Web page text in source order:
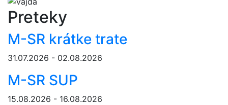
Preteky
M-SR krátke trate
31.07.2026 - 02.08.2026
M-SR SUP
15.08.2026 - 16.08.2026